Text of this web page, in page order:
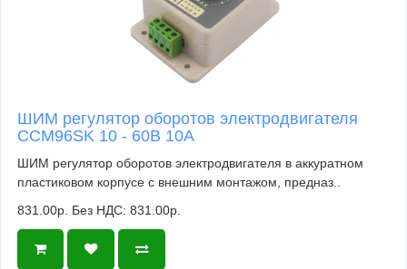
ШИМ регулятор оборотов электродвигателя
CCM96SK 10 - 60В 10А
ШИМ регулятор оборотов электродвигателя в аккуратном
пластиковом корпусе с внешним монтажом, предназ..
831.00р. Без НДС: 831.00р.